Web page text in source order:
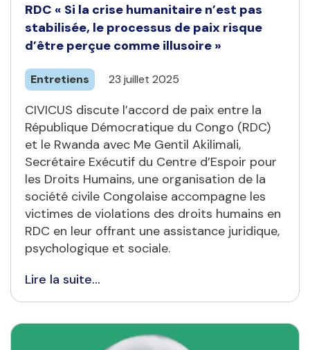
RDC « Si la crise humanitaire n’est pas
stabilisée, le processus de paix risque
d’être perçue comme illusoire »
Entretiens 23 juillet 2025
CIVICUS discute l’accord de paix entre la
République Démocratique du Congo (RDC)
et le Rwanda avec Me Gentil Akilimali,
Secrétaire Exécutif du Centre d’Espoir pour
les Droits Humains, une organisation de la
société civile Congolaise accompagne les
victimes de violations des droits humains en
RDC en leur offrant une assistance juridique,
psychologique et sociale.
Lire la suite...